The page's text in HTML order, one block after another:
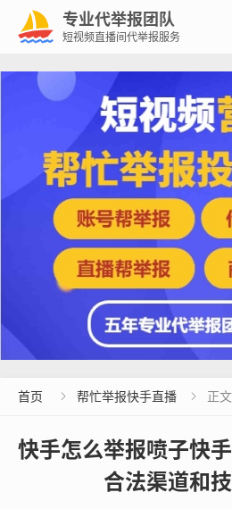
专业代举报团队
短视频直播间代举报服务
首页  帮忙举报快手直播  正文
快手怎么举报喷子快
合法渠道和